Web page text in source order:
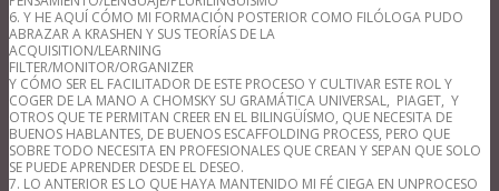
6. Y HE AQUÍ CÓMO MI FORMACIÓN POSTERIOR COMO FILÓLOGA PUDO
ABRAZAR A KRASHEN Y SUS TEORÍAS DE LA
ACQUISITION/LEARNING
FILTER/MONITOR/ORGANIZER
Y CÓMO SER EL FACILITADOR DE ESTE PROCESO Y CULTIVAR ESTE ROL Y
COGER DE LA MANO A CHOMSKY SU GRAMÁTICA UNIVERSAL, PIAGET, Y
OTROS QUE TE PERMITAN CREER EN EL BILINGÜÍSMO, QUE NECESITA DE
BUENOS HABLANTES, DE BUENOS ESCAFFOLDING PROCESS, PERO QUE
SOBRE TODO NECESITA EN PROFESIONALES QUE CREAN Y SEPAN QUE SOLO
SE PUEDE APRENDER DESDE EL DESEO.
7. LO ANTERIOR ES LO QUE HAYA MANTENIDO MI FÉ CIEGA EN UNPROCESO